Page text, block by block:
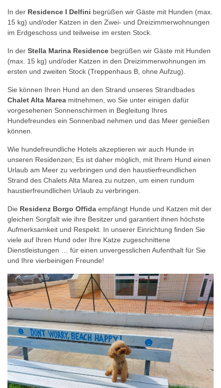
I
Wohnungen
Bedingungen
Schwimmbad
Strand
Erfahrungen
Fotogalerie
Cupra
Marittima
Stella
Apartments
Dienstleistungen
Bedingungen
Strand
Unterhaltung
Fotogalerie
Wo
ist
Cupra
Marittima
Liberty
Dienstleistungen
Bedingungen
Strand
Unterhaltung
Erfahrungen
Wo
ist
Cupra
Marittima
Wo
Offida
In der Residence I Delfini begrüßen wir Gäste mit Hunden (max.
15 kg) und/oder Katzen in den Zwei- und Dreizimmerwohnungen
im Erdgeschoss und teilweise im ersten Stock.
In der Stella Marina Residence begrüßen wir Gäste mit Hunden
(max. 15 kg) und/oder Katzen in den Dreizimmerwohnungen im
ersten und zweiten Stock (Treppenhaus B, ohne Aufzug).
Sie können Ihren Hund an den Strand unseres Strandbades
Chalet Alta Marea mitnehmen, wo Sie unter einigen dafür
vorgesehenen Sonnenschirmen in Begleitung Ihres
Hundefreundes ein Sonnenbad nehmen und das Meer genießen
können.
Wie hundefreundliche Hotels akzeptieren wir auch Hunde in
unseren Residenzen; Es ist daher möglich, mit Ihrem Hund einen
Urlaub am Meer zu verbringen und den haustierfreundlichen
Strand des Chalets Alta Marea zu nutzen, um einen rundum
haustierfreundlichen Urlaub zu verbringen.
Die Residenz Borgo Offida empfängt Hunde und Katzen mit der
gleichen Sorgfalt wie ihre Besitzer und garantiert ihnen höchste
Aufmerksamkeit und Respekt. In unserer Einrichtung finden Sie
viele auf Ihren Hund oder Ihre Katze zugeschnittene
Dienstleistungen … für einen unvergesslichen Aufenthalt für Sie
und Ihre vierbeinigen Freunde!